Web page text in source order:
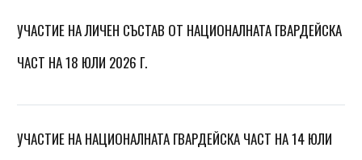
УЧАСТИЕ НА ЛИЧЕН СЪСТАВ ОТ НАЦИОНАЛНАТА ГВАРДЕЙСКА
ЧАСТ НА 18 ЮЛИ 2026 Г.
УЧАСТИЕ НА НАЦИОНАЛНАТА ГВАРДЕЙСКА ЧАСТ НА 14 ЮЛИ